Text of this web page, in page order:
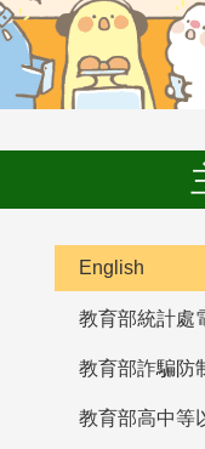
English
教育部統計處
教育部詐騙防